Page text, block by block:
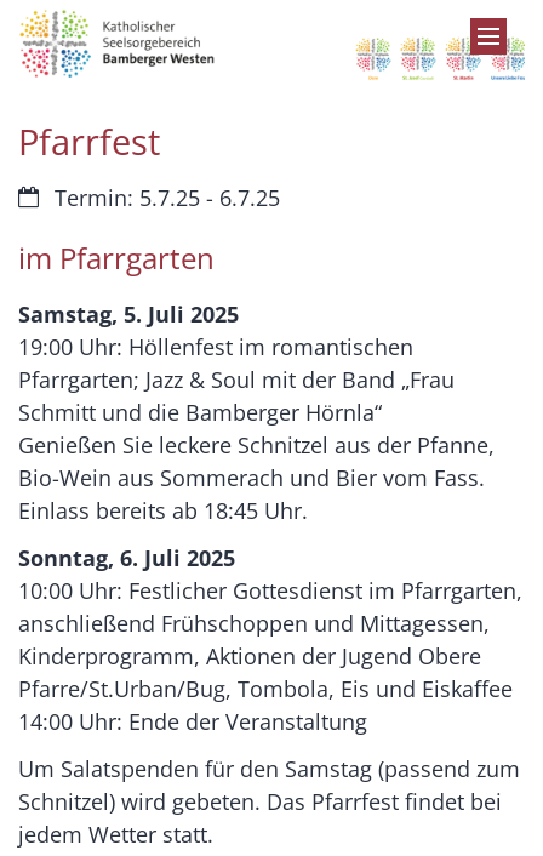
Zum Inhalt springen
Pfarrfest
Datum:Termin: 5.7.25 - 6.7.25
im Pfarrgarten
Samstag, 5. Juli 2025
19:00 Uhr: Höllenfest im romantischen
Pfarrgarten; Jazz & Soul mit der Band „Frau
Schmitt und die Bamberger Hörnla“
Genießen Sie leckere Schnitzel aus der Pfanne,
Bio-Wein aus Sommerach und Bier vom Fass.
Einlass bereits ab 18:45 Uhr.
Sonntag, 6. Juli 2025
10:00 Uhr: Festlicher Gottesdienst im Pfarrgarten,
anschließend Frühschoppen und Mittagessen,
Kinderprogramm, Aktionen der Jugend Obere
Pfarre/St.Urban/Bug, Tombola, Eis und Eiskaffee
14:00 Uhr: Ende der Veranstaltung
Um Salatspenden für den Samstag (passend zum
Schnitzel) wird gebeten. Das Pfarrfest findet bei
jedem Wetter statt.